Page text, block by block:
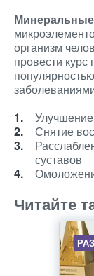
организм
провести
Снятие
суставов
Читайте